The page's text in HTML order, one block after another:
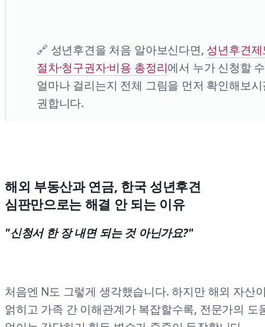
🔗 성년후견을 처음 알아보신다면, 성년후견
절차·청구권자·비용 총정리에서 누가 신청할
얼마나 걸리는지 전체 그림을 먼저 확인해보
권합니다.
해외 부동산과 연금, 한국 성년후견
심판만으로는 해결 안 되는 이유
"신청서 한 장 내면 되는 것 아닌가요?"
처음엔 N도 그렇게 생각했습니다. 하지만 해외 자산
얽히고 가족 간 이해관계가 복잡할수록, 전문가의 도